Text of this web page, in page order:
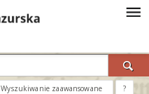
Wyszukiwanie zaawansowane ?